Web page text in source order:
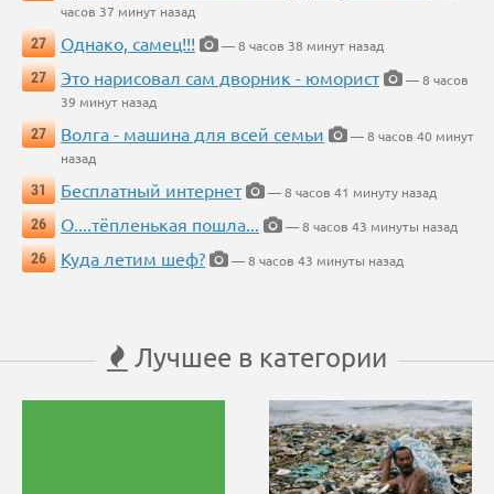
часов 37 минут назад
27
Однако, самец!!!
— 8 часов 38 минут назад
27
Это нарисовал сам дворник - юморист
— 8 часов
39 минут назад
27
Волга - машина для всей семьи
— 8 часов 40 минут
назад
31
Бесплатный интернет
— 8 часов 41 минуту назад
26
О....тёпленькая пошла...
— 8 часов 43 минуты назад
26
Куда летим шеф? — 8 часов 43 минуты назад
Лучшее в категории